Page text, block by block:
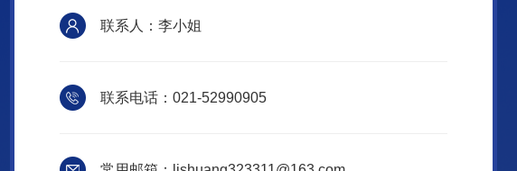
联系人：李小姐
联系电话：021-52990905